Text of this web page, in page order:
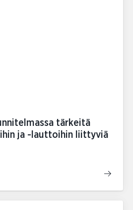
tärkeitä
ja -lauttoihin liittyviä